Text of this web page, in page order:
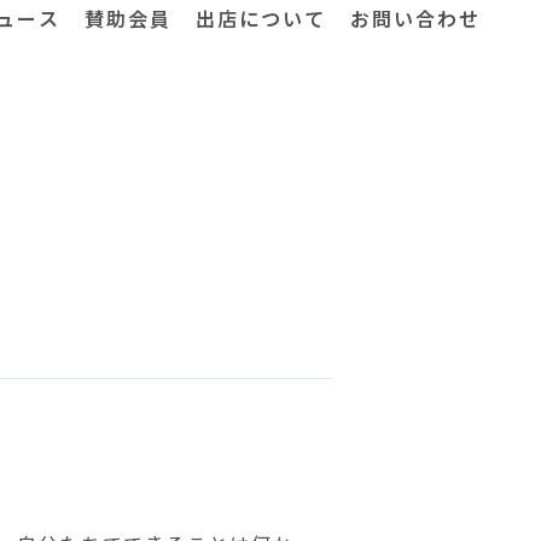
ース 賛助会員 出店について お問い合わせ